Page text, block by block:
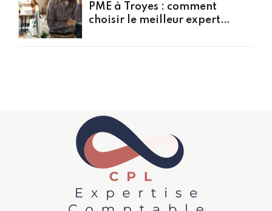
PME à Troyes : comment
choisir le meilleur expert